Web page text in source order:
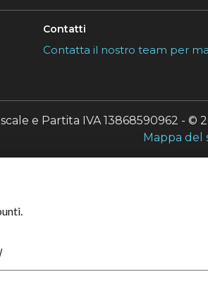
Contatti
Contatta il nostro team per
e Partita IVA 13868590962 - ©
Mappa del